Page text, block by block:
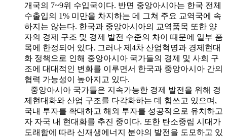
개국의 7~9위 수입국이다. 반면 중앙아시아는 한국 전체
수출입의 1% 미만을 차지하는 데 그쳐 주요 교역국에 속
하지는 않는다. 한국과 중앙아시아의 교역품목 또한 양
자의 경제 구조 및 경제 발전 수준의 차이 때문에 일부 품
목에 한정되어 있다. 그러나 제4차 산업혁명과 경제현대
화 정책으로 인해 중앙아시아 국가들의 경제 및 사회 구
조에 대대적인 변화를 이루면서 한국과 중앙아시아 간의
협력 가능성이 높아지고 있다.
중앙아시아 국가들은 지속가능한 경제 발전을 위해 경
제현대화와 산업 구조를 다각화하는 데 힘쓰고 있으며,
국내 투자를 확대하고 해외 투자를 성공적으로 유치하고
자 자국 내 현대화를 추진 중이다. 또한 탄소중립 시대가
도래함에 따라 신재생에너지 분야의 발전을 도모하고 있